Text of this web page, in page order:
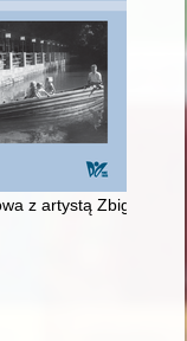
malowidłach
z artystą